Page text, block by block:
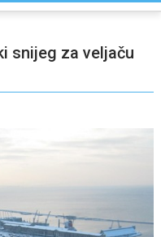
snijeg za veljaču